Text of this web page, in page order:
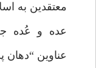
معتقدين به
عده و عُده
عناوين “دهان